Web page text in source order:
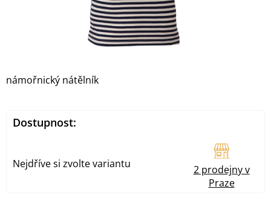
námořnický nátělník
Dostupnost:
Nejdříve si zvolte variantu
2 prodejny v
Praze